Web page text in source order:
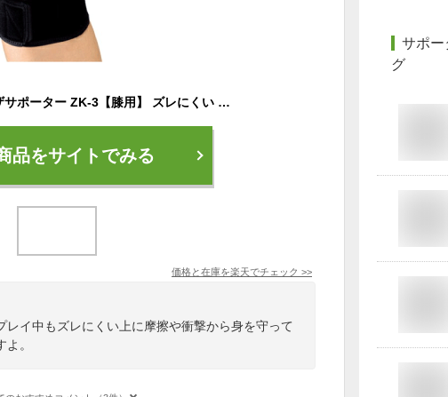
ZAMST ザムスト ヒザサポーター ZK-3【膝用】 ズレにくい 摩擦・衝撃からの保護 しっかりサポート スポーツ テニス 野球 サッカー 371501・371502・371503・371504・371505・371506
品をサイトでみる
価格と在庫を楽天でチェック >>
イ中もズレにくい上に摩擦や衝撃から身を守って
。
サポー
グ